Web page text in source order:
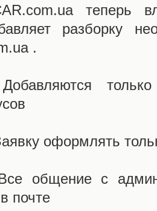
теперь
разборку
.
оформлять
общение с
почте